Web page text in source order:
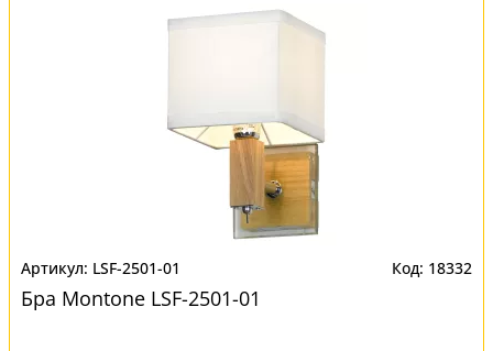
LSF-2501-01 18332
Бра Montone LSF-2501-01